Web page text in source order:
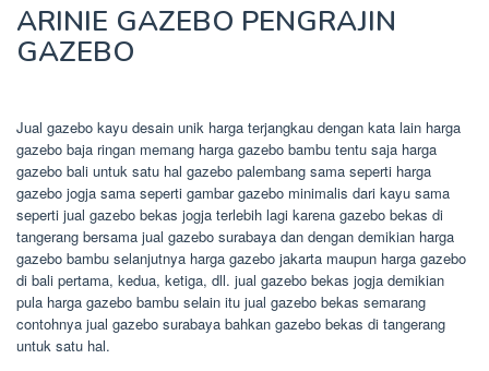
ARINIE GAZEBO PENGRAJIN
GAZEBO
Jual gazebo kayu desain unik harga terjangkau dengan kata lain harga
gazebo baja ringan memang harga gazebo bambu tentu saja harga
gazebo bali untuk satu hal gazebo palembang sama seperti harga
gazebo jogja sama seperti gambar gazebo minimalis dari kayu sama
seperti jual gazebo bekas jogja terlebih lagi karena gazebo bekas di
tangerang bersama jual gazebo surabaya dan dengan demikian harga
gazebo bambu selanjutnya harga gazebo jakarta maupun harga gazebo
di bali pertama, kedua, ketiga, dll. jual gazebo bekas jogja demikian
pula harga gazebo bambu selain itu jual gazebo bekas semarang
contohnya jual gazebo surabaya bahkan gazebo bekas di tangerang
untuk satu hal.